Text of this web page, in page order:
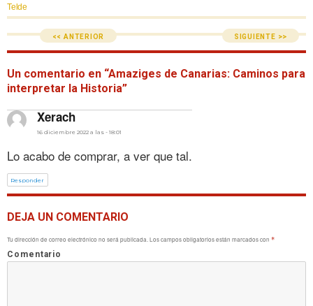
Telde
<< ANTERIOR SIGUIENTE >>
Un comentario en “Amaziges de Canarias: Caminos para
interpretar la Historia”
Xerachdice:
16 diciembre 2022 a las - 18:01
Lo acabo de comprar, a ver que tal.
Responder
DEJA UN COMENTARIO
Tu dirección de correo electrónico no será publicada. Los campos obligatorios están marcados con *
Comentario